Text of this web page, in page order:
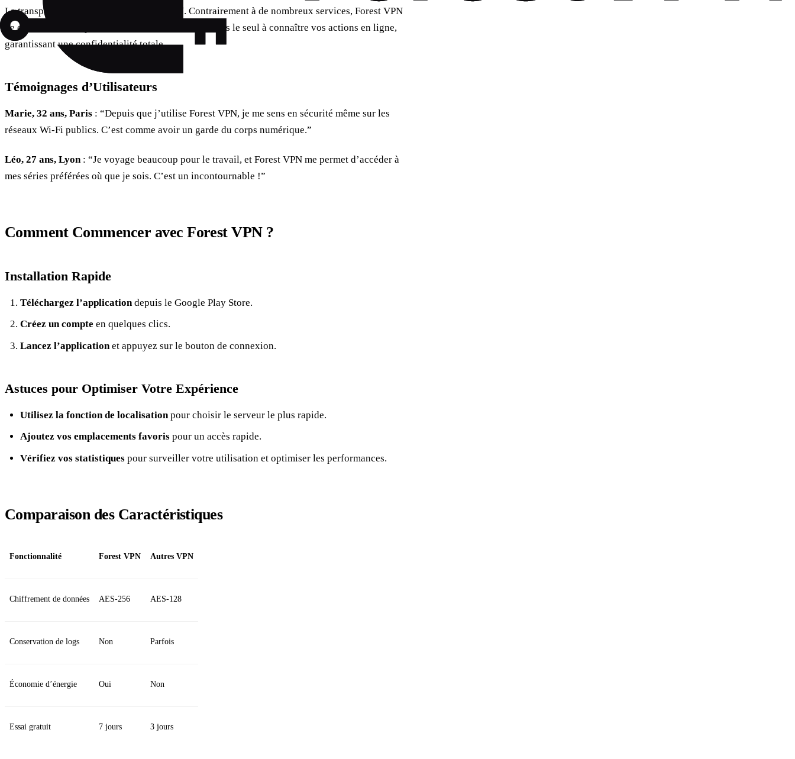
La transparence est au cœur de Forest VPN. Contrairement à de nombreux services, Forest VPN
ne conserve aucun journal de votre activité. Vous êtes le seul à connaître vos actions en ligne,
garantissant une confidentialité totale.
Témoignages d’Utilisateurs
Marie, 32 ans, Paris : “Depuis que j’utilise Forest VPN, je me sens en sécurité même sur les
réseaux Wi-Fi publics. C’est comme avoir un garde du corps numérique.”
Léo, 27 ans, Lyon : “Je voyage beaucoup pour le travail, et Forest VPN me permet d’accéder à
mes séries préférées où que je sois. C’est un incontournable !”
Comment Commencer avec Forest VPN ?
Installation Rapide
Téléchargez l’applicationdepuis le Google Play Store.
Créez un compte en quelques clics.
Lancez l’applicationet appuyez sur le bouton de connexion.
Astuces pour Optimiser Votre Expérience
Utilisez la fonction de localisationpour choisir le serveur le plus rapide.
Ajoutez vos emplacements favorispour un accès rapide.
Vérifiez vos statistiquespour surveiller votre utilisation et optimiser les performances.
Comparaison des Caractéristiques
Fonctionnalité Forest VPN Autres VPN
Chiffrement de données AES-256 AES-128
Conservation de logs Non Parfois
Économie d’énergie Oui Non
Essai gratuit 7 jours 3 jours